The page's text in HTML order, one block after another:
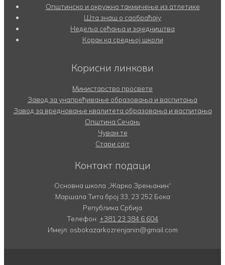
Општинско и окружно такмичење из атлетике
Шта знаш о саобраћају
Недеља сећања и заједништва
Корак ка средњој школи
Корисни линкови
Министарство просвете
Завод за унапређивање образовања и васпитања
Завод за вредновање квалитета образовања и васпитања
Општина Сечањ
Чувам те
Стари сајт
Контакт подаци
Основна школа „Жарко Зрењанин“
Маршала Тита број 33, 23 252 Бока
Република Србија
Телефон: +381 23 384 6 604
Имејл: osbokazarkozrenjanin@gmail.com